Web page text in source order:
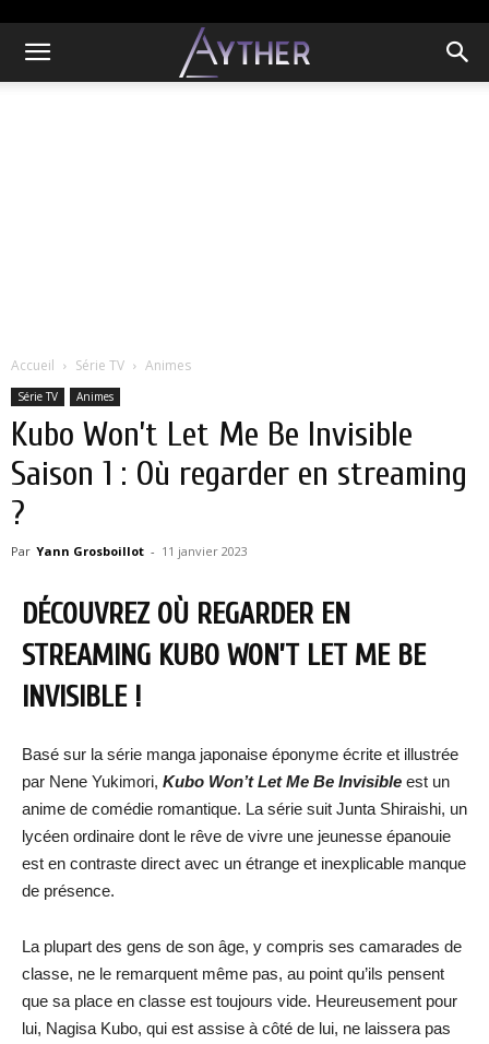
Accueil Série TV Animes
Série TV Animes
Kubo Won’t Let Me Be Invisible
Saison 1 : Où regarder en streaming
?
Par Yann Grosboillot - 11 janvier 2023
DÉCOUVREZ OÙ REGARDER EN
STREAMING KUBO WON’T LET ME BE
INVISIBLE !
Basé sur la série manga japonaise éponyme écrite et illustrée
par Nene Yukimori, Kubo Won’t Let Me Be Invisible est un
anime de comédie romantique. La série suit Junta Shiraishi, un
lycéen ordinaire dont le rêve de vivre une jeunesse épanouie
est en contraste direct avec un étrange et inexplicable manque
de présence.
La plupart des gens de son âge, y compris ses camarades de
classe, ne le remarquent même pas, au point qu’ils pensent
que sa place en classe est toujours vide. Heureusement pour
lui, Nagisa Kubo, qui est assise à côté de lui, ne laissera pas